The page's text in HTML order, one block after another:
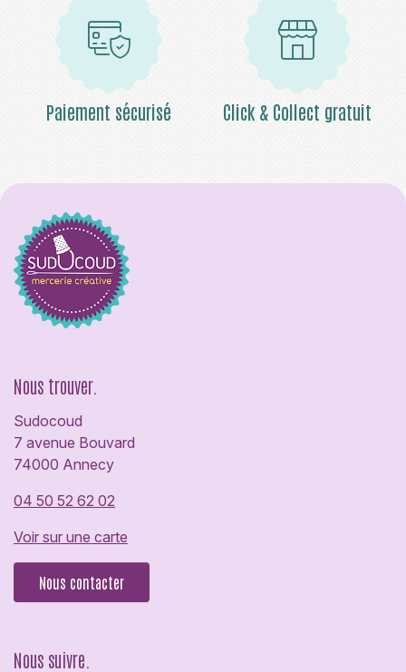
Paiement sécurisé Click & Collect gratuit
Nous trouver.
Sudocoud
7 avenue Bouvard
74000 Annecy
04 50 52 62 02
Voir sur une carte
Nous contacter
Nous suivre.